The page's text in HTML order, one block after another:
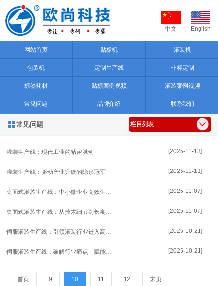
中文 English
网站首页 贴标机 灌装机
包装机 定制生产线 非标定制
标签耗材 贴标案例视频 灌装案例视频
常见问题 品牌介绍 联系我们
 常见问题 栏目列表
[2025-11-13]
灌装生产线：现代工业的精密脉动
[2025-11-13]
灌装生产线：驱动产业升级的隐形冠军
[2025-11-07]
桌面式灌装生产线：中小微企业高效生产的 “空间友好型” 解决方案
[2025-11-07]
桌面式灌装生产线：从技术细节到长期价值，重塑中小生产场景效率
[2025-10-21]
伺服灌装生产线：引领灌装行业进入高精度自动化新时代
[2025-10-21]
伺服灌装生产线：破解行业痛点，赋能企业高效生产
首页 9 10 11 12 末页